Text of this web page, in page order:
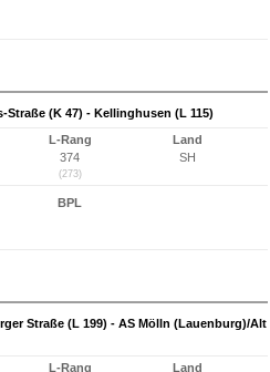
(K 47) - Kellinghusen (L 115)
L-Rang
374
(273)
Land
SH
BPL
Straße (L 199) - AS Mölln (Lauenburg)/Alt
L-Rang Land